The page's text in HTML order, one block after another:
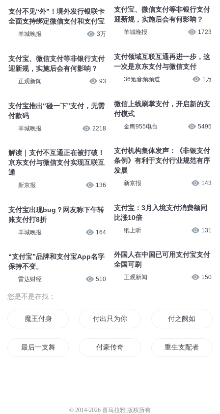
支付不见“外”！境外发行银联卡
全面支持绑定微信支付和支付宝
羊城晚报 3万
支付宝、微信支付等非银行支付
迎新规，实施后会有何影响？
正观新闻 93
支付宝推出“碰一下”支付，无需
付款码
羊城晚报 2218
解读｜支付不互通正在被打破！
京东支付与微信支付实现互联互
通
新京报 136
支付宝出现bug？网友称下午转
账支付打8折
羊城晚报 164
“支付宝”品牌和支付宝App名字
保持不变。
雷达财经 510
支付宝、微信支付等非银行支付
迎新规，实施后会有何影响？
羊城晚报 1723
支付领域互联互通再进一步，这
一次是京东支付与微信支付
36氪音频频道 1万
微信上线刷掌支付，开启新的支
付模式
金鹰955电台 5495
支付机构集体发声：《非银支付
条例》有利于支付行业规范有序
发展
新京报 143
支付宝：3月入境支付消费额同
比涨10倍
纸上听 131
外国人在中国已可用支付宝支付
全国可刷
正观新闻 150
您是不是在找：
魔王付身 付出只为你 付之阙如
最后一支舞 付豪传奇 重生支配者
© 2014-2026 喜马拉雅 版权所有